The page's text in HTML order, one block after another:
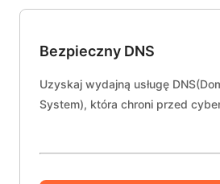
Bezpieczny DNS
Uzyskaj wydajną usługę
System), która chroni przed